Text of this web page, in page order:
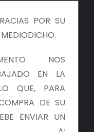
JORNADAS
POR SU
MEDIODICHO.
NOS
EN LA
QUE, PARA
DE SU
ENVIAR UN